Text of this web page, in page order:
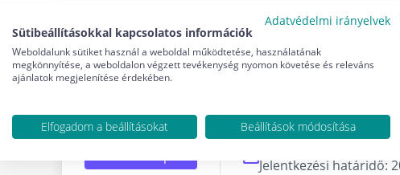
12 államháztartási szakterületi számviteli
4 vállalkozási szakterületi nem számviteli minősítésű
biztosít.
2026. szeptember 23.
Jelentkezési határidő:
Adatvédelmi irányelvek
Sütibeállításokkal kapcsolatos információk
Weboldalunk sütiket használ a weboldal működtetése, használatának
megkönnyítése, a weboldalon végzett tevékenység nyomon követése és releváns
ajánlatok megjelenítése érdekében.
Elfogadom a beállításokat Beállítások módosítása